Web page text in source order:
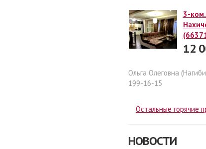
3-
12
Ольга Олеговна
199-16-15
Остальные горячие
НОВОСТИ